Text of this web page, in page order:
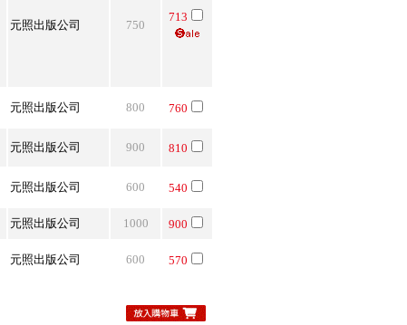
元照出版公司 750
713
元照出版公司 800 760
元照出版公司 900 810
元照出版公司 600 540
元照出版公司 1000 900
元照出版公司 600 570